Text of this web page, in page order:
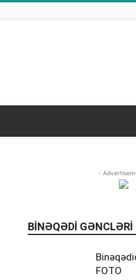
-
BINƏQƏDI GƏNCLƏRI
FOTO